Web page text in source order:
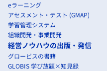
eラーニング
アセスメント・テスト (GMAP)
学習管理システム
組織開発・事業開発
経営ノウハウの出版・発信
グロービスの書籍
GLOBIS 学び放題×知見録